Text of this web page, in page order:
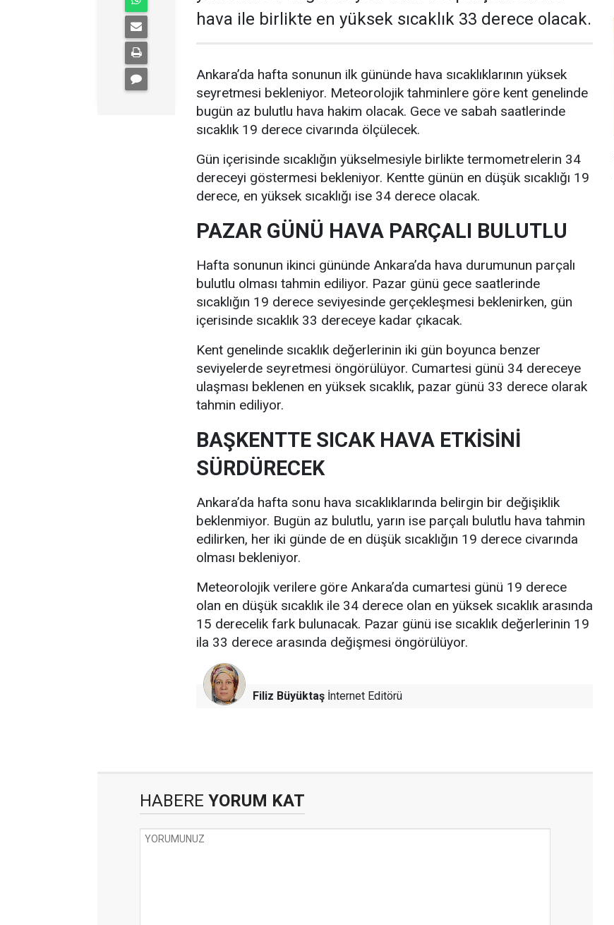
hava ile birlikte en yüksek sıcaklık 33 derece olacak.
Ankara’da hafta sonunun ilk gününde hava sıcaklıklarının yüksek
seyretmesi bekleniyor. Meteorolojik tahminlere göre kent genelinde
bugün az bulutlu hava hakim olacak. Gece ve sabah saatlerinde
sıcaklık 19 derece civarında ölçülecek.
Gün içerisinde sıcaklığın yükselmesiyle birlikte termometrelerin 34
dereceyi göstermesi bekleniyor. Kentte günün en düşük sıcaklığı 19
derece, en yüksek sıcaklığı ise 34 derece olacak.
PAZAR GÜNÜ HAVA PARÇALI BULUTLU
Hafta sonunun ikinci gününde Ankara’da hava durumunun parçalı
bulutlu olması tahmin ediliyor. Pazar günü gece saatlerinde
sıcaklığın 19 derece seviyesinde gerçekleşmesi beklenirken, gün
içerisinde sıcaklık 33 dereceye kadar çıkacak.
Kent genelinde sıcaklık değerlerinin iki gün boyunca benzer
seviyelerde seyretmesi öngörülüyor. Cumartesi günü 34 dereceye
ulaşması beklenen en yüksek sıcaklık, pazar günü 33 derece olarak
tahmin ediliyor.
BAŞKENTTE SICAK HAVA ETKİSİNİ
SÜRDÜRECEK
Ankara’da hafta sonu hava sıcaklıklarında belirgin bir değişiklik
beklenmiyor. Bugün az bulutlu, yarın ise parçalı bulutlu hava tahmin
edilirken, her iki günde de en düşük sıcaklığın 19 derece civarında
olması bekleniyor.
Meteorolojik verilere göre Ankara’da cumartesi günü 19 derece
olan en düşük sıcaklık ile 34 derece olan en yüksek sıcaklık arasında
15 derecelik fark bulunacak. Pazar günü ise sıcaklık değerlerinin 19
ila 33 derece arasında değişmesi öngörülüyor.
Filiz Büyüktaş İnternet Editörü
HABERE YORUM KAT